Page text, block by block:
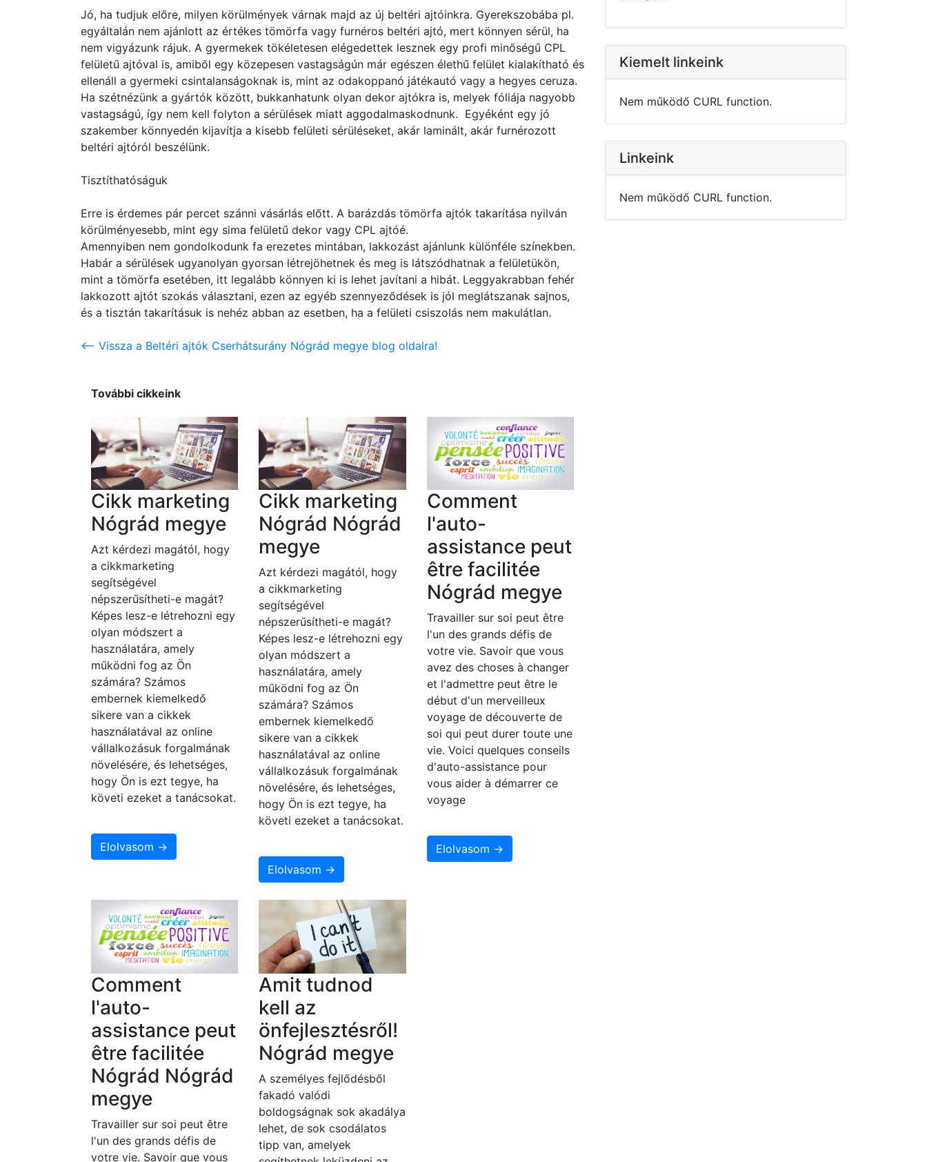
Jó, ha tudjuk előre, milyen körülmények várnak majd az új beltéri ajtóinkra. Gyerekszobába pl.
egyáltalán nem ajánlott az értékes tömörfa vagy furnéros beltéri ajtó, mert könnyen sérül, ha
nem vigyázunk rájuk. A gyermekek tökéletesen elégedettek lesznek egy profi minőségű CPL
felületű ajtóval is, amiből egy közepesen vastagságún már egészen élethű felület kialakítható és
ellenáll a gyermeki csintalanságoknak is, mint az odakoppanó játékautó vagy a hegyes ceruza.
Ha szétnézünk a gyártók között, bukkanhatunk olyan dekor ajtókra is, melyek fóliája nagyobb
vastagságú, így nem kell folyton a sérülések miatt aggodalmaskodnunk. Egyéként egy jó
szakember könnyedén kijavítja a kisebb felületi sérüléseket, akár laminált, akár furnérozott
beltéri ajtóról beszélünk.
Tisztíthatóságuk
Erre is érdemes pár percet szánni vásárlás előtt. A barázdás tömörfa ajtók takarítása nyilván
körülményesebb, mint egy sima felületű dekor vagy CPL ajtóé.
Amennyiben nem gondolkodunk fa erezetes mintában, lakkozást ajánlunk különféle színekben.
Habár a sérülések ugyanolyan gyorsan létrejöhetnek és meg is látszódhatnak a felületükön,
mint a tömörfa esetében, itt legalább könnyen ki is lehet javítani a hibát. Leggyakrabban fehér
lakkozott ajtót szokás választani, ezen az egyéb szennyeződések is jól meglátszanak sajnos,
és a tisztán takarításuk is nehéz abban az esetben, ha a felületi csiszolás nem makulátlan.
<-- Vissza a Beltéri ajtók Cserhátsurány Nógrád megye blog oldalra!
További cikkeink
Cikk marketing
Nógrád megye
Azt kérdezi magától, hogy
a cikkmarketing
segítségével
népszerűsítheti-e magát?
Képes lesz-e létrehozni egy
olyan módszert a
használatára, amely
működni fog az Ön
számára? Számos
embernek kiemelkedő
sikere van a cikkek
használatával az online
vállalkozásuk forgalmának
növelésére, és lehetséges,
hogy Ön is ezt tegye, ha
követi ezeket a tanácsokat.
Elolvasom →
Cikk marketing
Nógrád Nógrád
megye
Azt kérdezi magától, hogy
a cikkmarketing
segítségével
népszerűsítheti-e magát?
Képes lesz-e létrehozni egy
olyan módszert a
használatára, amely
működni fog az Ön
számára? Számos
embernek kiemelkedő
sikere van a cikkek
használatával az online
vállalkozásuk forgalmának
növelésére, és lehetséges,
hogy Ön is ezt tegye, ha
követi ezeket a tanácsokat.
Elolvasom →
Comment
l'auto-
assistance peut
être facilitée
Nógrád megye
Travailler sur soi peut être
l'un des grands défis de
votre vie. Savoir que vous
avez des choses à changer
et l'admettre peut être le
début d'un merveilleux
voyage de découverte de
soi qui peut durer toute une
vie. Voici quelques conseils
d'auto-assistance pour
vous aider à démarrer ce
voyage
Elolvasom →
Comment
l'auto-
assistance peut
être facilitée
Nógrád Nógrád
megye
Travailler sur soi peut être
l'un des grands défis de
votre vie. Savoir que vous
Amit tudnod
kell az
önfejlesztésről!
Nógrád megye
A személyes fejlődésből
fakadó valódi
boldogságnak sok akadálya
lehet, de sok csodálatos
tipp van, amelyek
Kiemelt linkeink
Nem működő CURL function.
Linkeink
Nem működő CURL function.